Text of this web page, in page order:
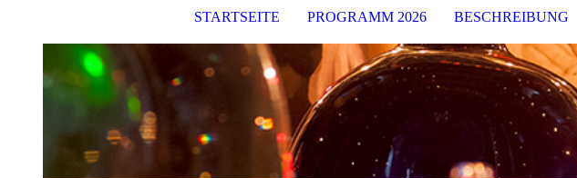
STARTSEITE PROGRAMM 2026 BESCHREIBUNG